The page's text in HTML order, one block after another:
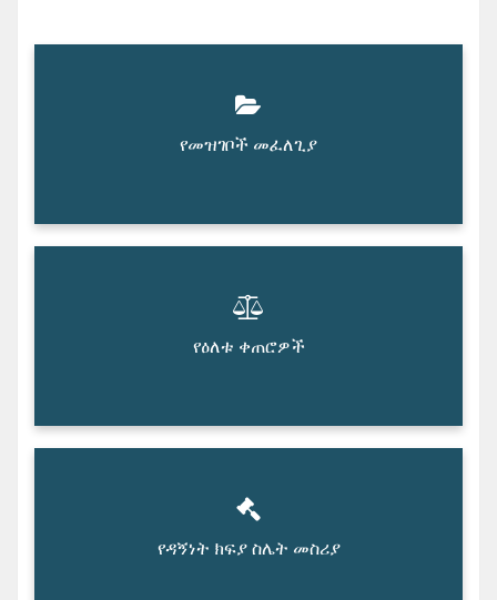
የመዝገቦች መፈለጊያ
የዕለቱ ቀጠሮዎች
የዳኝነት ክፍያ ስሌት መስሪያ